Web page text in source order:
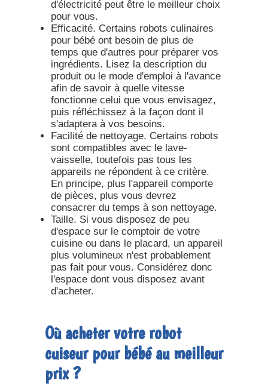
d'électricité peut être le meilleur choix
pour vous.
Efficacité. Certains robots culinaires
pour bébé ont besoin de plus de
temps que d'autres pour préparer vos
ingrédients. Lisez la description du
produit ou le mode d'emploi à l'avance
afin de savoir à quelle vitesse
fonctionne celui que vous envisagez,
puis réfléchissez à la façon dont il
s'adaptera à vos besoins.
Facilité de nettoyage. Certains robots
sont compatibles avec le lave-
vaisselle, toutefois pas tous les
appareils ne répondent à ce critère.
En principe, plus l'appareil comporte
de pièces, plus vous devrez
consacrer du temps à son nettoyage.
Taille. Si vous disposez de peu
d'espace sur le comptoir de votre
cuisine ou dans le placard, un appareil
plus volumineux n'est probablement
pas fait pour vous. Considérez donc
l'espace dont vous disposez avant
d'acheter.
Où acheter votre robot
cuiseur pour bébé au meilleur
prix ?